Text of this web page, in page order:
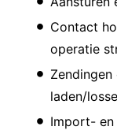
Contact
operatie
laden/
Import-